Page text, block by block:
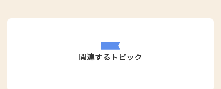
関連するトピック